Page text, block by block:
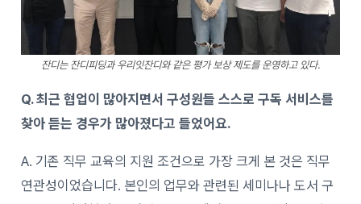
잔디는 잔디피딩과 우리잇잔디와 같은 평가 보상 제도를 운영하고 있다.
Q. 최근 협업이 많아지면서 구성원들 스스로 구독 서비스를
찾아 듣는 경우가 많아졌다고 들었어요.
A. 기존 직무 교육의 지원 조건으로 가장 크게 본 것은 직무
연관성이었습니다. 본인의 업무와 관련된 세미나나 도서 구